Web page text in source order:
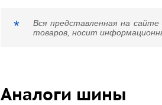
подходящий вариант!
*
Вся представленная на
товаров, носит
Аналоги шины